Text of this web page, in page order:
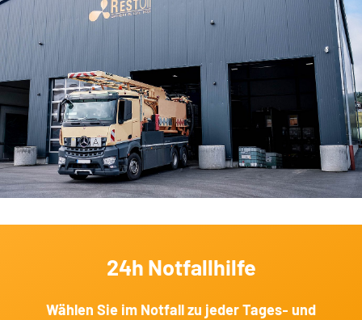
24h Notfallhilfe
Wählen Sie im Notfall zu jeder Tages‐ und